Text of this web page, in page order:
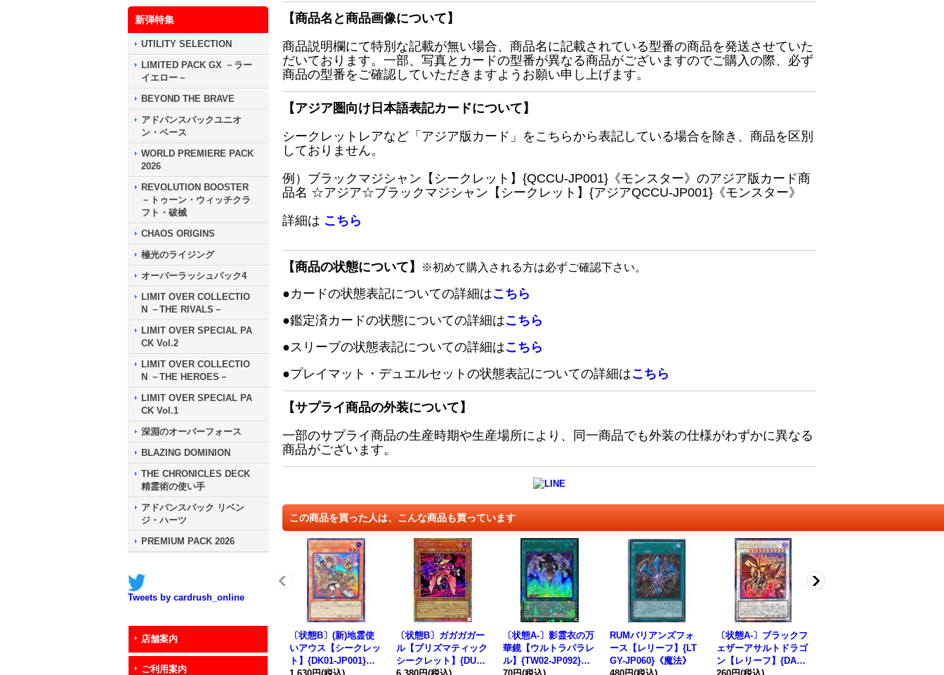
新弾特集
UTILITY SELECTION
LIMITED PACK GX －ラー
イエロー－
BEYOND THE BRAVE
アドバンスパックユニオ
ン・ベース
WORLD PREMIERE PACK
2026
REVOLUTION BOOSTER
－トゥーン・ウィッチクラ
フト・破械
CHAOS ORIGINS
極光のライジング
オーバーラッシュパック4
LIMIT OVER COLLECTIO
N －THE RIVALS－
LIMIT OVER SPECIAL PA
CK Vol.2
LIMIT OVER COLLECTIO
N －THE HEROES－
LIMIT OVER SPECIAL PA
CK Vol.1
深淵のオーバーフォース
BLAZING DOMINION
THE CHRONICLES DECK
精霊術の使い手
アドバンスパック リベン
ジ・ハーツ
PREMIUM PACK 2026
Tweets by cardrush_online
店舗案内
ご利用案内
【商品名と商品画像について】
商品説明欄にて特別な記載が無い場合、商品名に記載されている型番の商品を発送させていた
だいております。一部、写真とカードの型番が異なる商品がございますのでご購入の際、必ず
商品の型番をご確認していただきますようお願い申し上げます。
【アジア圏向け日本語表記カードについて】
シークレットレアなど「アジア版カード」をこちらから表記している場合を除き、商品を区別
しておりません。
例）ブラックマジシャン【シークレット】{QCCU-JP001}《モンスター》のアジア版カード商
品名 ☆アジア☆ブラックマジシャン【シークレット】{アジアQCCU-JP001}《モンスター》
詳細は こちら
【商品の状態について】 ※初めて購入される方は必ずご確認下さい。
●カードの状態表記についての詳細はこちら
●鑑定済カードの状態についての詳細はこちら
●スリーブの状態表記についての詳細はこちら
●プレイマット・デュエルセットの状態表記についての詳細はこちら
【サプライ商品の外装について】
一部のサプライ商品の生産時期や生産場所により、同一商品でも外装の仕様がわずかに異なる
商品がございます。
この商品を買った人は、こんな商品も買っています
〔状態B〕(新)地霊使
いアウス【シークレッ
ト】{DK01-JP001}
〔状態B〕ガガガガー
ル【プリズマティック
シークレット】{DUAD
〔状態A-〕影霊衣の万
華鏡【ウルトラパラレ
ル】{TW02-JP092}
RUMバリアンズフォ
ース【レリーフ】{LT
GY-JP060}《魔法》
〔状態A-〕ブラックフ
ェザーアサルトドラゴ
ン【レリーフ】{DABL